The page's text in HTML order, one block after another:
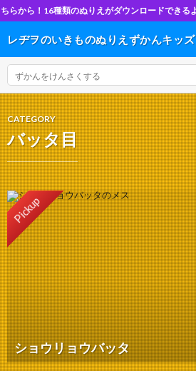
16種類のぬりえがダウンロードできるよ！
レヂヲのいきものぬりえずかんキッズ
CATEGORY
バッタ目
Pickup
ショウリョウバッタ